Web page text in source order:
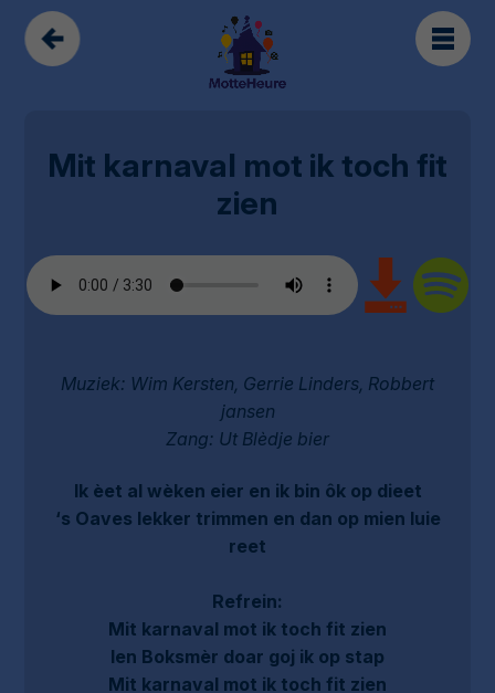
Mit karnaval mot ik toch fit
zien
Muziek: Wim Kersten, Gerrie Linders, Robbert
jansen
Zang: Ut Blèdje bier
Ik èet al wèken eier en ik bin ôk op dieet
‘s Oaves lekker trimmen en dan op mien luie
reet
Refrein:
Mit karnaval mot ik toch fit zien
Ien Boksmèr doar goj ik op stap
Mit karnaval mot ik toch fit zien